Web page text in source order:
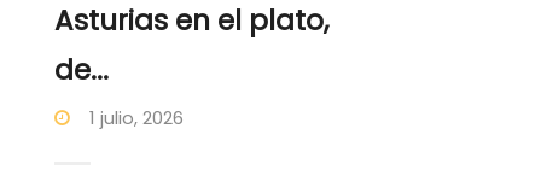
Asturias en el plato,
de...
1 julio, 2026